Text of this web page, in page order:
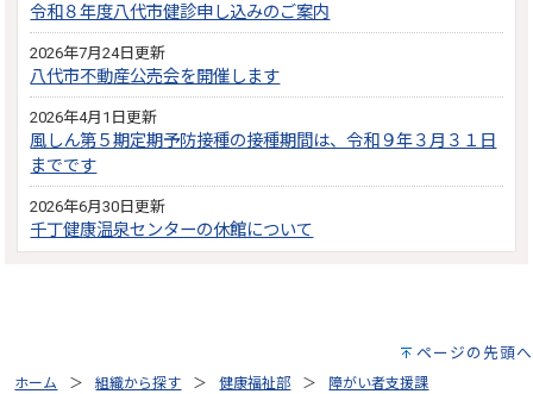
令和８年度八代市健診申し込みのご案内
2026年7月24日更新
八代市不動産公売会を開催します
2026年4月1日更新
風しん第５期定期予防接種の接種期間は、令和９年３月３１日
までです
2026年6月30日更新
千丁健康温泉センターの休館について
ページの先頭へ
ホーム 組織から探す 健康福祉部
障がい者支援課